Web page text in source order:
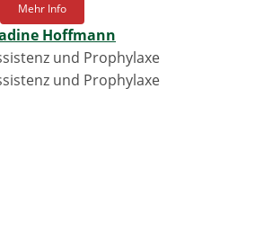
Mehr Info
Hoffmann
und Prophylaxe
und Prophylaxe